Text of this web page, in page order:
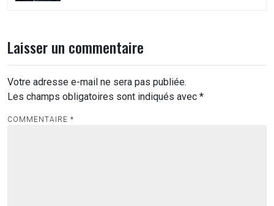
Laisser un commentaire
Votre adresse e-mail ne sera pas publiée.
Les champs obligatoires sont indiqués avec *
COMMENTAIRE *